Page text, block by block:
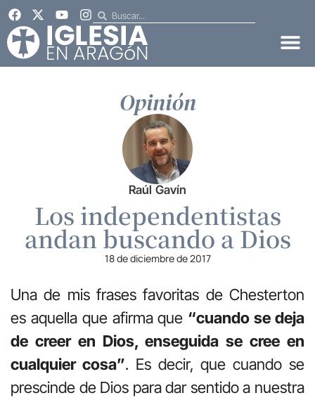
Opinión
Raúl Gavín
Los independentistas
andan buscando a Dios
18 de diciembre de 2017
Una de mis frases favoritas de Chesterton
es aquella que afirma que “cuando se deja
de creer en Dios, enseguida se cree en
cualquier cosa”. Es decir, que cuando se
prescinde de Dios para dar sentido a nuestra